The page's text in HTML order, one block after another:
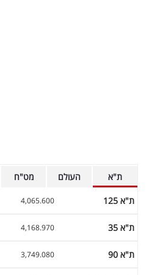
ת"א העולם מט"ח
ת"א 125 4,065.600
ת"א 35 4,168.970
ת"א 90 3,749.080